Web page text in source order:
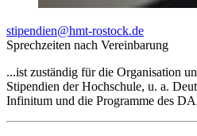
stipendien@hmt-rostock.de
Sprechzeiten nach Vereinbarung
...ist zuständig für die Organisation
Stipendien der Hochschule, u. a.
Infinitum und die Programme des